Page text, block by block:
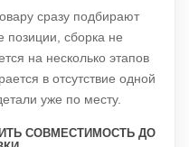
сразу подбирают
позиции, сборка не
на несколько этапов
в отсутствие одной
уже по месту.
СОВМЕСТИМОСТЬ ДО